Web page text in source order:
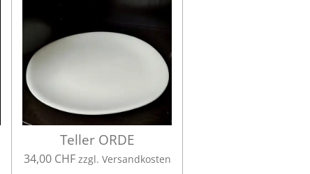
Teller ORDE
34,00 CHF zzgl. Versandkosten